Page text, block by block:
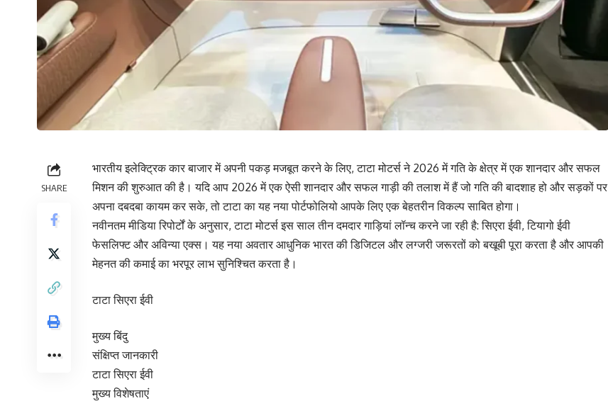
SHARE
भारतीय इलेक्ट्रिक कार बाजार में अपनी पकड़ मजबूत करने के लिए, टाटा मोटर्स ने 2026 में गति के क्षेत्र में एक शानदार और सफल
मिशन की शुरुआत की है। यदि आप 2026 में एक ऐसी शानदार और सफल गाड़ी की तलाश में हैं जो गति की बादशाह हो और सड़कों पर
अपना दबदबा कायम कर सके, तो टाटा का यह नया पोर्टफोलियो आपके लिए एक बेहतरीन विकल्प साबित होगा।
नवीनतम मीडिया रिपोर्टों के अनुसार, टाटा मोटर्स इस साल तीन दमदार गाड़ियां लॉन्च करने जा रही है: सिएरा ईवी, टियागो ईवी
फेसलिफ्ट और अविन्या एक्स। यह नया अवतार आधुनिक भारत की डिजिटल और लग्जरी जरूरतों को बखूबी पूरा करता है और आपकी
मेहनत की कमाई का भरपूर लाभ सुनिश्चित करता है।
टाटा सिएरा ईवी
मुख्य बिंदु
संक्षिप्त जानकारी
टाटा सिएरा ईवी
मुख्य विशेषताएं